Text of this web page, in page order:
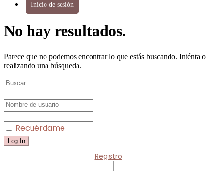
Inicio de sesión
No hay resultados.
Parece que no podemos encontrar lo que estás buscando. Inténtalo
realizando una búsqueda.
Recuérdame
Registro